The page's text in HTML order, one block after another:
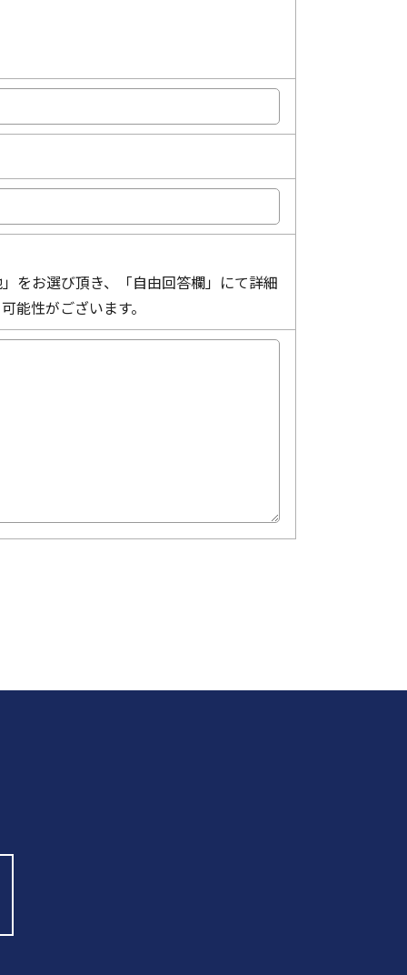
をお選び頂き、「自由回答欄」にて詳細
能性がございます。